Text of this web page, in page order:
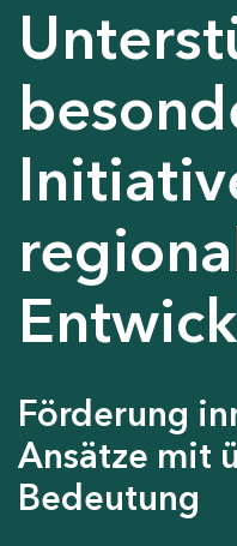
Förderung
Ansätze mit
Bedeutung